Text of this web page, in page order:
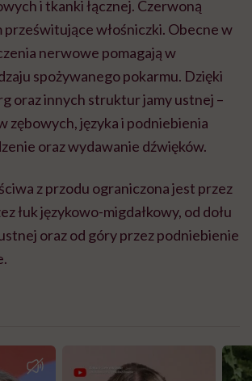
i tkanki łącznej. Czerwoną
prześwitujące włośniczki. Obecne w
nerwowe pomagają w
spożywanego pokarmu. Dzięki
oraz innych struktur jamy ustnej –
zębowych, języka i podniebienia
oraz wydawanie dźwięków.
z przodu ograniczona jest przez
łuk językowo-migdałkowy, od dołu
oraz od góry przez podniebienie